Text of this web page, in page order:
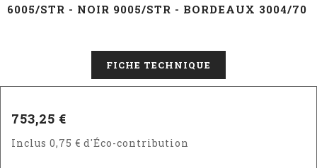
6005/STR - NOIR 9005/STR - BORDEAUX 3004/70
FICHE TECHNIQUE
753,25 €
Inclus 0,75 € d'Éco-contribution